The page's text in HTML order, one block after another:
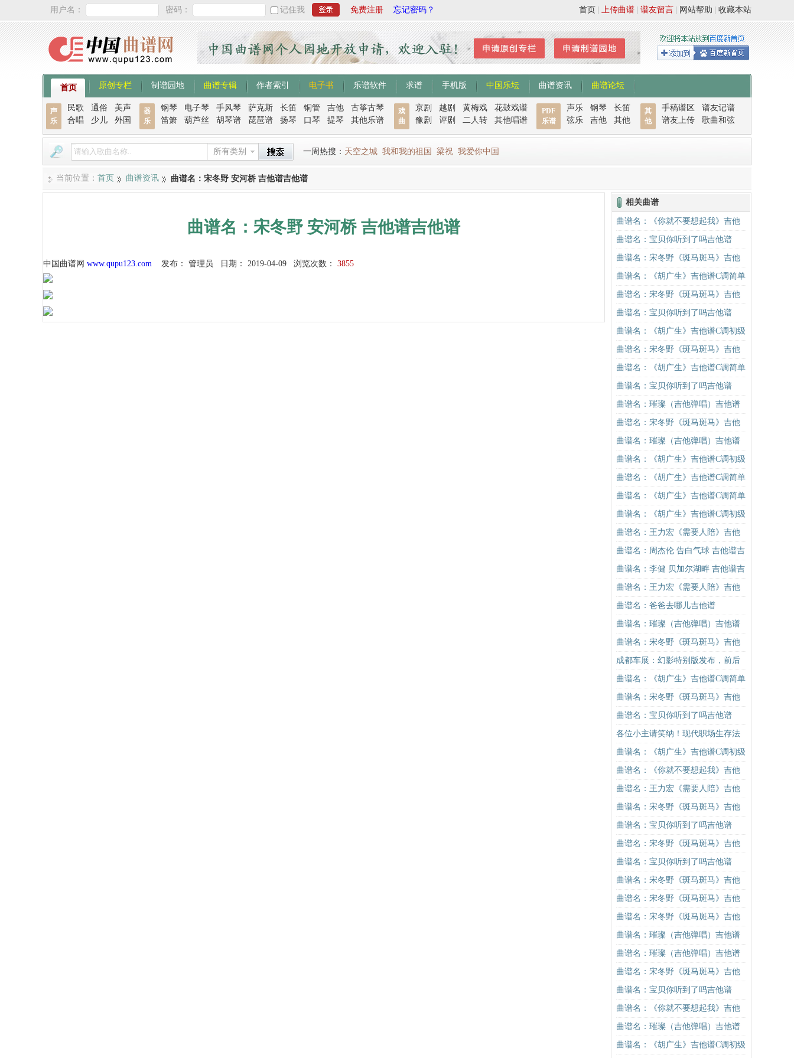
用户名： 密码： 记住我 免费注册 忘记密码？ 收藏本站
网站帮助
谱友留言
上传曲谱
首页
首页 原创专栏 制谱园地 曲谱专辑 作者索引 电子书 乐谱软件 求谱 手机版 中国乐坛 曲谱资讯 曲谱论坛
声
乐
民歌 通俗
美声
合唱
少儿 外国
器
乐
钢琴 电子琴 手风琴 萨克斯 长笛 铜管 吉他
古筝古琴
笛箫
葫芦丝 胡琴谱 琵琶谱 扬琴 口琴 提琴 其他乐谱
戏
曲
京剧 越剧 黄梅戏
花鼓戏谱
豫剧
评剧 二人转 其他唱谱
PDF
乐谱
声乐 钢琴
长笛
弦乐
吉他 其他
其
他
手稿谱区
谱友记谱
谱友上传
歌曲和弦
所有类别 一周热搜： 天空之城 我和我的祖国 梁祝 我爱你中国
当前位置： 首页 曲谱资讯 曲谱名：宋冬野 安河桥 吉他谱吉他谱
曲谱名：宋冬野 安河桥 吉他谱吉他谱
中国曲谱网 www.qupu123.com 发布： 管理员 日期： 2019-04-09 浏览次数： 3855
相关曲谱
曲谱名：《你就不要想起我》吉他
谱C调简单版吉他谱
曲谱名：宝贝你听到了吗吉他谱
曲谱名：宋冬野《斑马斑马》吉他
谱G调初级进阶版（酷音小伟吉他教
学）吉他谱
曲谱名：《胡广生》吉他谱C调简单
版（酷音小伟吉他弹唱教学）吉他
谱
曲谱名：宋冬野《斑马斑马》吉他
谱C调简单版（酷音小伟吉他教学）
吉他谱
曲谱名：宝贝你听到了吗吉他谱
曲谱名：《胡广生》吉他谱C调初级
进阶版（酷音小伟吉他弹唱教学）
吉他谱
曲谱名：宋冬野《斑马斑马》吉他
谱G调初级进阶版（酷音小伟吉他教
学）吉他谱
曲谱名：《胡广生》吉他谱C调简单
版（酷音小伟吉他弹唱教学）吉他
谱
曲谱名：宝贝你听到了吗吉他谱
曲谱名：璀璨（吉他弹唱）吉他谱
曲谱名：宋冬野《斑马斑马》吉他
谱G调初级进阶版（酷音小伟吉他教
学）吉他谱
曲谱名：璀璨（吉他弹唱）吉他谱
曲谱名：《胡广生》吉他谱C调初级
进阶版（酷音小伟吉他弹唱教学）
吉他谱
曲谱名：《胡广生》吉他谱C调简单
版（酷音小伟吉他弹唱教学）吉他
谱
曲谱名：《胡广生》吉他谱C调简单
版（酷音小伟吉他弹唱教学）吉他
谱
曲谱名：《胡广生》吉他谱C调初级
进阶版（酷音小伟吉他弹唱教学）
吉他谱
曲谱名：王力宏《需要人陪》吉他
谱C调原版（酷音小伟吉他教学）吉
他谱
曲谱名：周杰伦 告白气球 吉他谱吉
他谱
曲谱名：李健 贝加尔湖畔 吉他谱吉
他谱
曲谱名：王力宏《需要人陪》吉他
谱C调原版（酷音小伟吉他教学）吉
他谱
曲谱名：爸爸去哪儿吉他谱
曲谱名：璀璨（吉他弹唱）吉他谱
曲谱名：宋冬野《斑马斑马》吉他
谱C调简单版（酷音小伟吉他教学）
吉他谱
成都车展：幻影特别版发布，前后
排隔断
曲谱名：《胡广生》吉他谱C调简单
版（酷音小伟吉他弹唱教学）吉他
谱
曲谱名：宋冬野《斑马斑马》吉他
谱G调初级进阶版（酷音小伟吉他教
学）吉他谱
曲谱名：宝贝你听到了吗吉他谱
各位小主请笑纳！现代职场生存法
则！
曲谱名：《胡广生》吉他谱C调初级
进阶版（酷音小伟吉他弹唱教学）
吉他谱
曲谱名：《你就不要想起我》吉他
谱C调简单版吉他谱
曲谱名：王力宏《需要人陪》吉他
谱C调原版（酷音小伟吉他教学）吉
他谱
曲谱名：宋冬野《斑马斑马》吉他
谱C调简单版（酷音小伟吉他教学）
吉他谱
曲谱名：宝贝你听到了吗吉他谱
曲谱名：宋冬野《斑马斑马》吉他
谱G调初级进阶版（酷音小伟吉他教
学）吉他谱
曲谱名：宝贝你听到了吗吉他谱
曲谱名：宋冬野《斑马斑马》吉他
谱C调简单版（酷音小伟吉他教学）
吉他谱
曲谱名：宋冬野《斑马斑马》吉他
谱G调初级进阶版（酷音小伟吉他教
学）吉他谱
曲谱名：宋冬野《斑马斑马》吉他
谱C调简单版（酷音小伟吉他教学）
吉他谱
曲谱名：璀璨（吉他弹唱）吉他谱
曲谱名：璀璨（吉他弹唱）吉他谱
曲谱名：宋冬野《斑马斑马》吉他
谱G调初级进阶版（酷音小伟吉他教
学）吉他谱
曲谱名：宝贝你听到了吗吉他谱
曲谱名：《你就不要想起我》吉他
谱C调简单版吉他谱
曲谱名：璀璨（吉他弹唱）吉他谱
曲谱名：《胡广生》吉他谱C调初级